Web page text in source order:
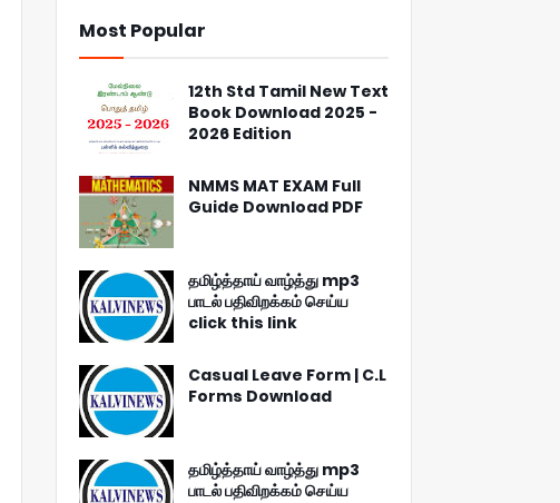
Most Popular
12th Std Tamil New Text
Book Download 2025 -
2026 Edition
NMMS MAT EXAM Full
Guide Download PDF
தமிழ்த்தாய் வாழ்த்து mp3
பாடல் பதிவிறக்கம் செய்ய
click this link
Casual Leave Form | C.L
Forms Download
தமிழ்த்தாய் வாழ்த்து mp3
பாடல் பதிவிறக்கம் செய்ய